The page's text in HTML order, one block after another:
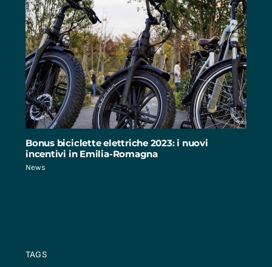
Bonus biciclette elettriche 2023: i nuovi
incentivi in Emilia-Romagna
News
TAGS